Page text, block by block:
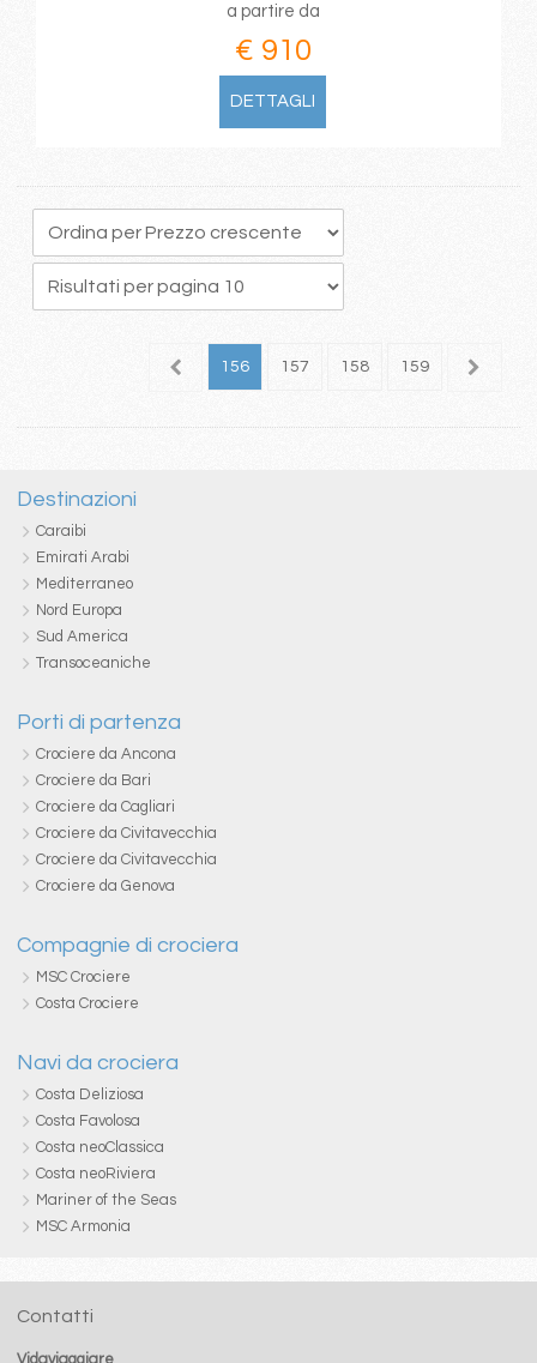
a partire da
€ 910
DETTAGLI
155 156 157 158 159 160
Destinazioni
Caraibi
Emirati Arabi
Mediterraneo
Nord Europa
Sud America
Transoceaniche
Porti di partenza
Crociere da Ancona
Crociere da Bari
Crociere da Cagliari
Crociere da Civitavecchia
Crociere da Civitavecchia
Crociere da Genova
Compagnie di crociera
MSC Crociere
Costa Crociere
Navi da crociera
Costa Deliziosa
Costa Favolosa
Costa neoClassica
Costa neoRiviera
Mariner of the Seas
MSC Armonia
Contatti
Vidaviaggiare